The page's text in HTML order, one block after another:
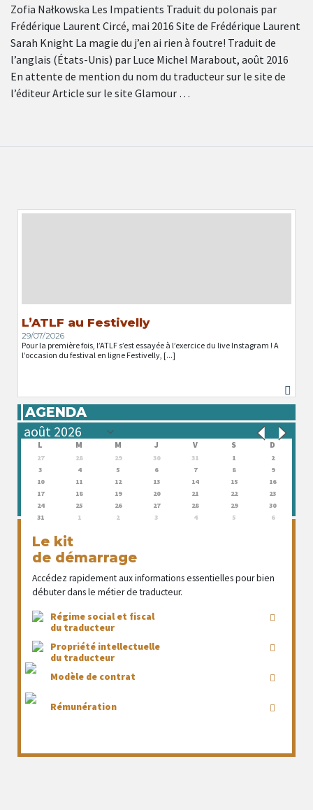
Zofia Nałkowska Les Impatients Traduit du polonais par
Frédérique Laurent Circé, mai 2016 Site de Frédérique Laurent
Sarah Knight La magie du j’en ai rien à foutre! Traduit de
l’anglais (États-Unis) par Luce Michel Marabout, août 2016
En attente de mention du nom du traducteur sur le site de
l’éditeur Article sur le site Glamour …
L’ATLF au Festivelly
29/07/2026
Pour la première fois, l’ATLF s’est essayée à l’exercice du live Instagram ! A
l’occasion du festival en ligne Festivelly, [...]
AGENDA
L M M J V S D
27 28 29 30 31 1
2
3
4 5 6 7 8
9
10
11 12 13 14 15
16
17
18 19 20 21 22
23
24
25 26 27 28 29
30
31
1 2 3 4 5 6
Le kit
de démarrage
Accédez rapidement aux informations essentielles pour bien
débuter dans le métier de traducteur.
Régime social et fiscal
du traducteur
Propriété intellectuelle
du traducteur
Modèle de contrat
Rémunération